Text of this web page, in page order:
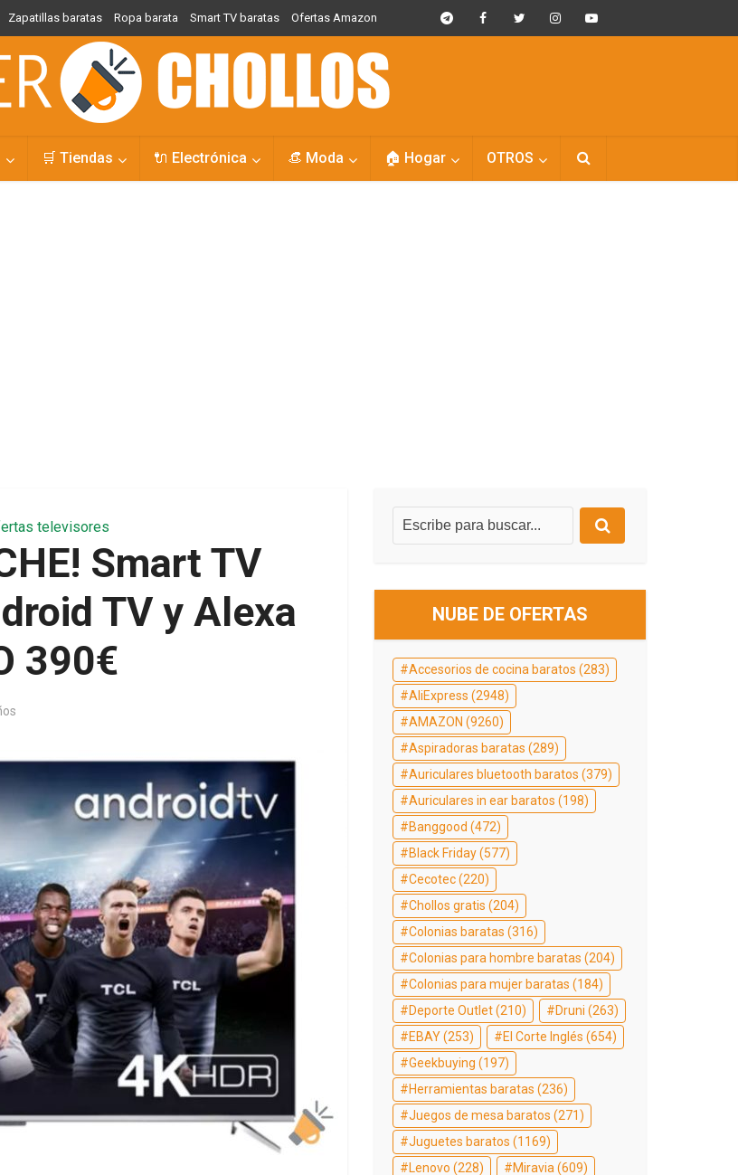
Zapatillas baratas Ropa barata Smart TV baratas Ofertas Amazon
🛒 Tiendas 🔌 Electrónica 👒 Moda 🏠 Hogar OTROS
televisores
Smart TV
TV y Alexa
390€
NUBE DE OFERTAS
Accesorios de cocina baratos (283)
AliExpress (2948)
AMAZON (9260)
Aspiradoras baratas (289)
Auriculares bluetooth baratos (379)
Auriculares in ear baratos (198)
Banggood (472)
Black Friday(577)
Cecotec(220)
Chollos gratis (204)
Colonias baratas (316)
Colonias para hombre baratas (204)
Colonias para mujer baratas (184)
Deporte Outlet(210) Druni (263)
EBAY(253) El Corte Inglés (654)
Geekbuying (197)
Herramientas baratas (236)
Juegos de mesa baratos (271)
Juguetes baratos (1169)
Lenovo (228) Miravia (609)